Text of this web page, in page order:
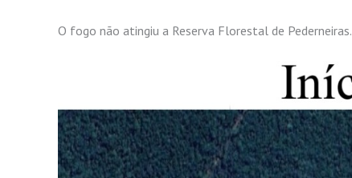
O fogo não atingiu a Reserva Florestal de Pederneiras.